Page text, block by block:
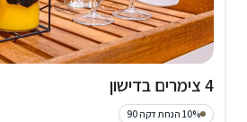
4 צימרים בדישון
10% הנחת דקה 90